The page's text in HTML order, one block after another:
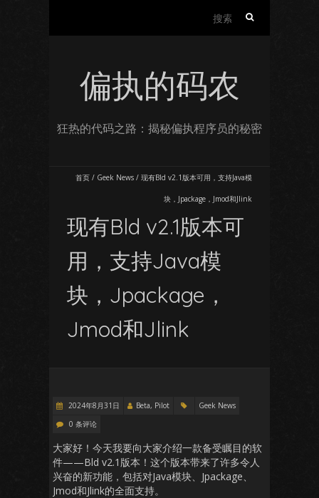
偏执的码农
狂热的代码之路：揭秘偏执程序员的秘密
首页 / Geek News / 现有Bld v2.1版本可用，支持Java模
块，Jpackage，Jmod和Jlink
现有Bld v2.1版本可
用，支持Java模
块，Jpackage，
Jmod和Jlink
2024年8月31日 Beta, Pilot
Geek News
0 条评论
大家好！今天我要向大家介绍一款备受瞩目的软
件——Bld v2.1版本！这个版本带来了许多令人
兴奋的新功能，包括对Java模块、Jpackage、
Jmod和Jlink的全面支持。